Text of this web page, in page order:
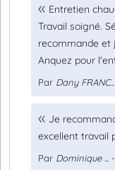
Entretien
Travail soigné.
recommande et
Anquez pour
Par Dany FRANC...
Je
excellent travail
Par Dominique ...